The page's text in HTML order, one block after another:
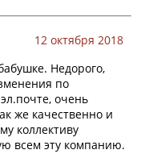
12 октября 2018
Недорого,
по
очень
же качественно и
коллективу
всем эту компанию.